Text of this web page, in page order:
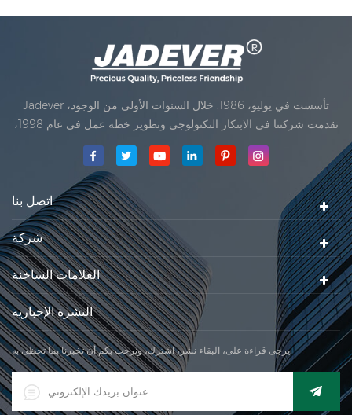
Jadever تأسست في يوليو، 1986. خلال السنوات الأولى من الوجود،
تقدمت شركتنا في الابتكار التكنولوجي وتطوير خطة عمل في عام 1998،
حققت شركتنا هدف الجودة الرئيسية، متى تلقت أول منتجاتنا موافقة من
مقياس المحدودةكان تأسيس تقع من
اتصل بنا
شركة
العلامات الساخنة
النشرة الإخبارية
يرجى قراءة على، البقاء نشر، اشترك، ونرحب بكم أن تخبرنا بما تحظى به.